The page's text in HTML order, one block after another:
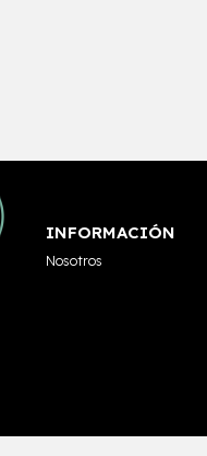
INFORMACIÓN
Nosotros